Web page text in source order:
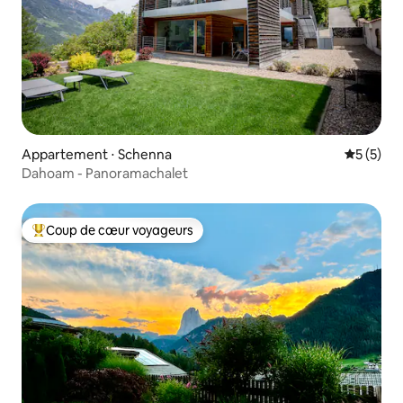
Appartement ⋅ Schenna
5 (5)
Dahoam - Panoramachalet
Coups de cœur voyageurs les plus appréciés
Coup de cœur voyageurs